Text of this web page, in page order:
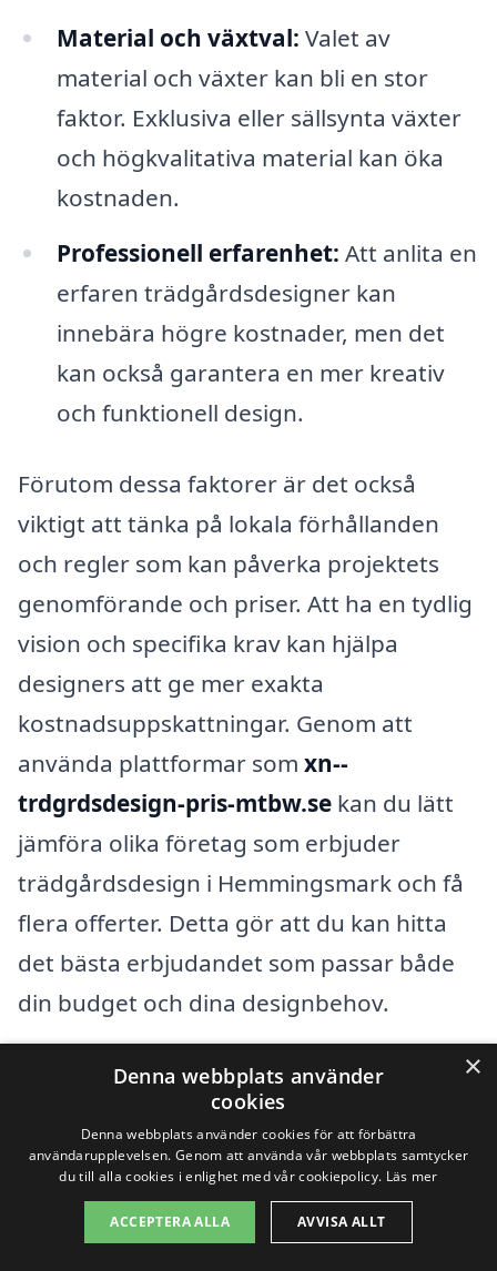
Material och växtval: Valet av
material och växter kan bli en stor
faktor. Exklusiva eller sällsynta växter
och högkvalitativa material kan öka
kostnaden.
Professionell erfarenhet: Att anlita en
erfaren trädgårdsdesigner kan
innebära högre kostnader, men det
kan också garantera en mer kreativ
och funktionell design.
Förutom dessa faktorer är det också
viktigt att tänka på lokala förhållanden
och regler som kan påverka projektets
genomförande och priser. Att ha en tydlig
vision och specifika krav kan hjälpa
designers att ge mer exakta
kostnadsuppskattningar. Genom att
använda plattformar som xn--
trdgrdsdesign-pris-mtbw.se kan du lätt
jämföra olika företag som erbjuder
trädgårdsdesign i Hemmingsmark och få
flera offerter. Detta gör att du kan hitta
det bästa erbjudandet som passar både
din budget och dina designbehov.
Sammanfattningsvis kan priset på
trädgårdsdesign i Hemmingsmark variera
beroende på flera faktorer. Genom att ha
en god förståelse för dessa och genom
att jämföra olika alternativ kan du göra
×
Denna webbplats använder
cookies
Denna webbplats använder cookies för att förbättra
användarupplevelsen. Genom att använda vår webbplats samtycker
du till alla cookies i enlighet med vår cookiepolicy. Läs mer
ACCEPTERA ALLA AVVISA ALLT